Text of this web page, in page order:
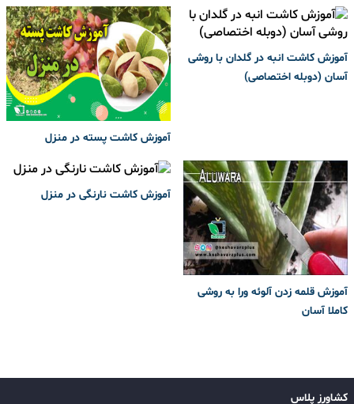
آموزش کاشت انبه در گلدان با روشی
آسان (دوبله اختصاصی)
آموزش کاشت پسته در منزل
آموزش قلمه زدن آلوئه ورا به روشی
کاملا آسان
آموزش کاشت نارنگی در منزل
کشاورز پلاس